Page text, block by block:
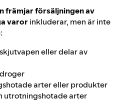
främjar försäljningen av
varorinkluderar, men är inte
eller delar av
arter eller produkter
utrotningshotade arter